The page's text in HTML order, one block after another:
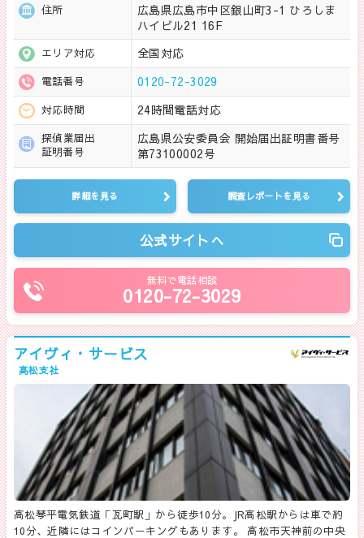
住所
広島県広島市中区銀山町3-1 ひろしま
ハイビル21 16F
エリア対応 全国対応
電話番号 0120-72-3029
対応時間 24時間電話対応
探偵業届出
証明番号
広島県公安委員会 開始届出証明書番号
第73100002号
詳細を見る 調査レポートを見る
公式サイトへ
無料で電話相談
0120-72-3029
アイヴィ・サービス
高松支社
高松琴平電気鉄道「瓦町駅」から徒歩10分。JR高松駅からは車で約
10分、近隣にはコインパーキングもあります。 高松市天神前の中央